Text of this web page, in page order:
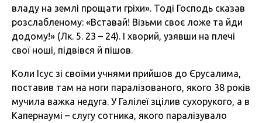
владу на землі прощати гріхи». Тоді Господь сказав
розслабленому: «Вставай! Візьми своє ложе та йди
додому!» (Лк. 5. 23 – 24). І хворий, узявши на плечі
свої ноші, підвівся й пішов.
Коли Ісус зі своїми учнями прийшов до Єрусалима,
поставив там на ноги паралізованого, якого 38 років
мучила важка недуга. У Галілеї зцілив сухорукого, а в
Капернаумі – слугу сотника, якого паралізувало